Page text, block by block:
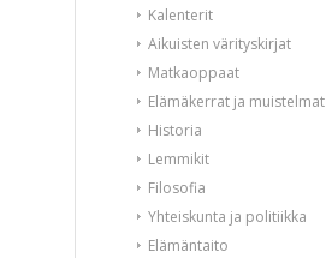
Kalenterit
Aikuisten värityskirjat
Matkaoppaat
Elämäkerrat ja muistelmat
Historia
Lemmikit
Filosofia
Yhteiskunta ja politiikka
Elämäntaito